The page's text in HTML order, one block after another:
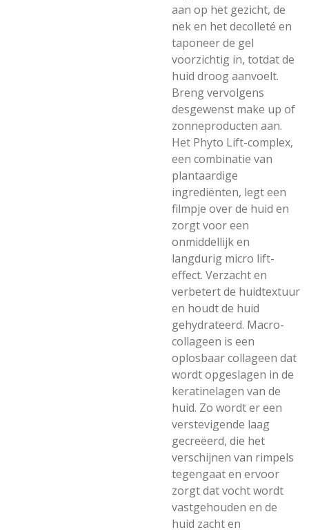
aan op het gezicht, de
nek en het decolleté en
taponeer de gel
voorzichtig in, totdat de
huid droog aanvoelt.
Breng vervolgens
desgewenst make up of
zonneproducten aan.
Het Phyto Lift-complex,
een combinatie van
plantaardige
ingrediënten, legt een
filmpje over de huid en
zorgt voor een
onmiddellijk en
langdurig micro lift-
effect. Verzacht en
verbetert de huidtextuur
en houdt de huid
gehydrateerd. Macro-
collageen is een
oplosbaar collageen dat
wordt opgeslagen in de
keratinelagen van de
huid. Zo wordt er een
verstevigende laag
gecreëerd, die het
verschijnen van rimpels
tegengaat en ervoor
zorgt dat vocht wordt
vastgehouden en de
huid zacht en